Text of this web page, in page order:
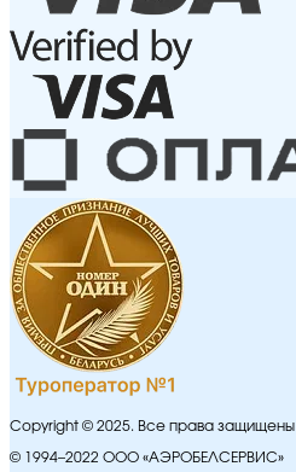
Copyright © 2025. Все права защищены
© 1994–2022 ООО «АЭРОБЕЛСЕРВИС»